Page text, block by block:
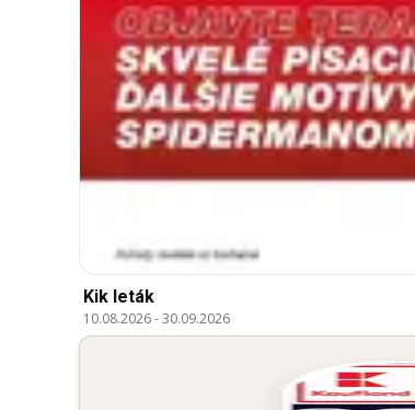
Kik leták
10.08.2026-30.09.2026